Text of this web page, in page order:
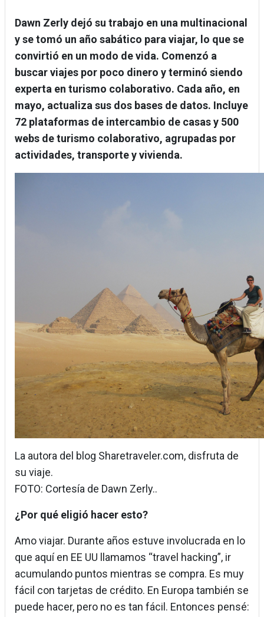
Dawn Zerly dejó su trabajo en una multinacional
y se tomó un año sabático para viajar, lo que se
convirtió en un modo de vida. Comenzó a
buscar viajes por poco dinero y terminó siendo
experta en turismo colaborativo. Cada año, en
mayo, actualiza sus dos bases de datos. Incluye
72 plataformas de intercambio de casas y 500
webs de turismo colaborativo, agrupadas por
actividades, transporte y vivienda.
La autora del blog Sharetraveler.com, disfruta de
su viaje.
FOTO: Cortesía de Dawn Zerly..
¿Por qué eligió hacer esto?
Amo viajar. Durante años estuve involucrada en lo
que aquí en EE UU llamamos “travel hacking”, ir
acumulando puntos mientras se compra. Es muy
fácil con tarjetas de crédito. En Europa también se
puede hacer, pero no es tan fácil. Entonces pensé: